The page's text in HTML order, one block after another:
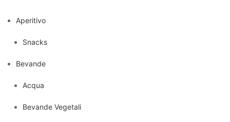
Aperitivo
Snacks
Bevande
Acqua
Bevande Vegetali